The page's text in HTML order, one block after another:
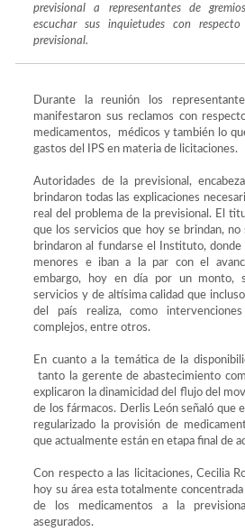
previsional a representantes de
escuchar sus inquietudes con
previsional.
Durante la reunión los
manifestaron sus reclamos con
medicamentos, médicos y también lo
gastos del IPS en materia de licitaciones.
Autoridades de la previsional,
brindaron todas las explicaciones
real del problema de la previsional. El
que los servicios que hoy se brindan, no
brindaron al fundarse el Instituto,
menores e iban a la par con el
embargo, hoy en día por un monto,
servicios y de altísima calidad que
del país realiza, como
complejos, entre otros.
En cuanto a la temática de la
tanto la gerente de abastecimiento
explicaron la dinamicidad del flujo del
de los fármacos. Derlis León señaló que
regularizado la provisión de
que actualmente están en etapa final de
Con respecto a las licitaciones, Cecilia
hoy su área esta totalmente
de los medicamentos a la
asegurados.